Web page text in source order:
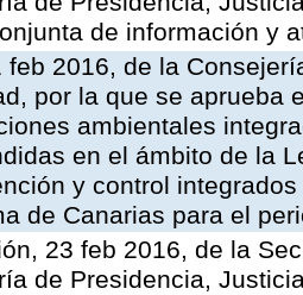
de información y
feb 2016, de la
por la que se aprueba
ambientales
en el ámbito de la
y control
de Canarias para el
23 feb 2016, de la
de Presidencia,